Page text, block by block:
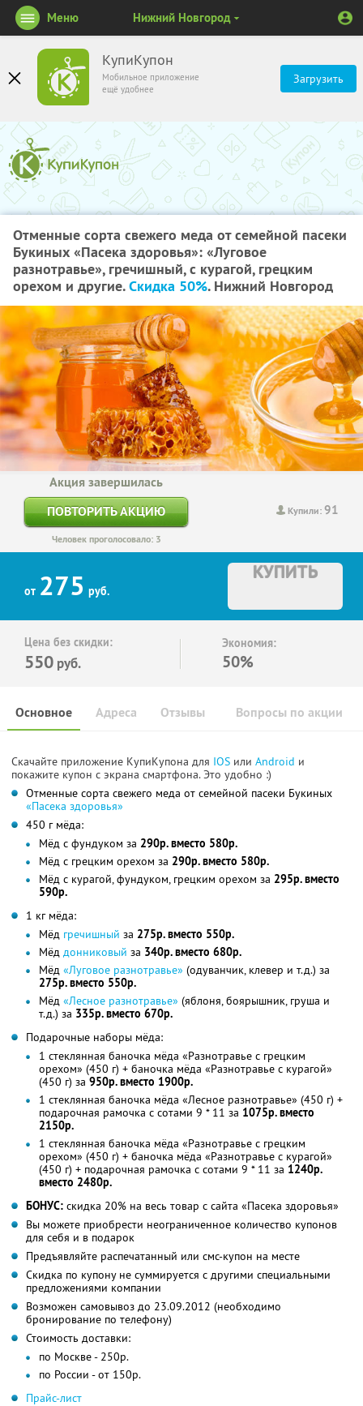
КупиКупон
Мобильное приложение
ещё удобнее
Загрузить
Меню Нижний Новгород
Отменные сорта свежего меда от семейной пасеки
Букиных «Пасека здоровья»: «Луговое
разнотравье», гречишный, с курагой, грецким
орехом и другие.Скидка 50%. Нижний Новгород
Купили:91
Акция завершилась
ПОВТОРИТЬ АКЦИЮ
Человек проголосовало: 3
от 275 руб.
КУПИТЬ
Цена без скидки:
550 руб.
Экономия:
50%
Основное Отзывы Вопросы по акции
Адреса
Скачайте приложение КупиКупона для IOS или Android и
покажите купон с экрана смартфона. Это удобно :)
Отменные сорта свежего меда от семейной пасеки Букиных
«Пасека здоровья»
450 г мёда:
Мёд с фундуком за 290р. вместо 580р.
Мёд с грецким орехом за 290р. вместо 580р.
Мёд с курагой, фундуком, грецким орехом за 295р. вместо
590р.
1 кг мёда:
Мёд гречишный за 275р. вместо 550р.
Мёд донниковый за 340р. вместо 680р.
Мёд «Луговое разнотравье» (одуванчик, клевер и т.д.) за
275р. вместо 550р.
Мёд «Лесное разнотравье» (яблоня, боярышник, груша и
т.д.) за 335р. вместо 670р.
Подарочные наборы мёда:
1 стеклянная баночка мёда «Разнотравье с грецким
орехом» (450 г) + баночка мёда «Разнотравье с курагой»
(450 г) за 950р. вместо 1900р.
1 стеклянная баночка мёда «Лесное разнотравье» (450 г) +
подарочная рамочка с сотами 9 * 11 за 1075р. вместо
2150р.
1 стеклянная баночка мёда «Разнотравье с грецким
орехом» (450 г) + баночка мёда «Разнотравье с курагой»
(450 г) + подарочная рамочка с сотами 9 * 11 за 1240р.
вместо 2480р.
БОНУС: скидка 20% на весь товар с сайта «Пасека здоровья»
Вы можете приобрести неограниченное количество купонов
для себя и в подарок
Предъявляйте распечатанный или смс-купон на месте
Скидка по купону не суммируется с другими специальными
предложениями компании
Возможен самовывоз до 23.09.2012 (необходимо
бронирование по телефону)
Стоимость доставки:
по Москве - 250р.
по России - от 150р.
Прайс-лист